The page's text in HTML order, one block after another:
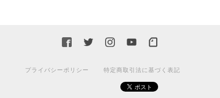
プライバシーポリシー 特定商取引法に基づく表記